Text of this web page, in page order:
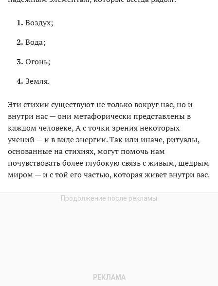
Воздух;
Вода;
Огонь;
Земля.
Эти стихии существуют не только вокруг нас, но и
внутри нас — они метафорически представлены в
каждом человеке, А с точки зрения некоторых
учений — и в виде энергии. Так или иначе, ритуалы,
основанные на стихиях, могут помочь нам
почувствовать более глубокую связь с живым, щедрым
миром — и с той его частью, которая живет внутри вас.